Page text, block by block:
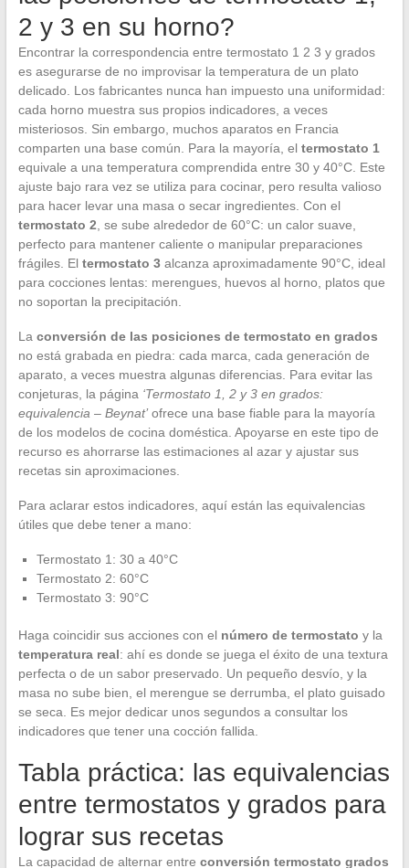
2 y 3 en su horno?
Encontrar la correspondencia entre termostato 1 2 3 y grados
es asegurarse de no improvisar la temperatura de un plato
delicado. Los fabricantes nunca han impuesto una uniformidad:
cada horno muestra sus propios indicadores, a veces
misteriosos. Sin embargo, muchos aparatos en Francia
comparten una base común. Para la mayoría, el termostato 1
equivale a una temperatura comprendida entre 30 y 40°C. Este
ajuste bajo rara vez se utiliza para cocinar, pero resulta valioso
para hacer levar una masa o secar ingredientes. Con el
termostato 2 , se sube alrededor de 60°C: un calor suave,
perfecto para mantener caliente o manipular preparaciones
frágiles. El termostato 3alcanza aproximadamente 90°C, ideal
para cocciones lentas: merengues, huevos al horno, platos que
no soportan la precipitación.
La conversión de las posiciones de termostato en grados
no está grabada en piedra: cada marca, cada generación de
aparato, a veces muestra algunas diferencias. Para evitar las
conjeturas, la página ‘Termostato 1, 2 y 3 en grados:
equivalencia – Beynat’ofrece una base fiable para la mayoría
de los modelos de cocina doméstica. Apoyarse en este tipo de
recurso es ahorrarse las estimaciones al azar y ajustar sus
recetas sin aproximaciones.
Para aclarar estos indicadores, aquí están las equivalencias
útiles que debe tener a mano:
Termostato 1: 30 a 40°C
Termostato 2: 60°C
Termostato 3: 90°C
Haga coincidir sus acciones con el número de termostato y la
temperatura real: ahí es donde se juega el éxito de una textura
perfecta o de un sabor preservado. Un pequeño desvío, y la
masa no sube bien, el merengue se derrumba, el plato guisado
se seca. Es mejor dedicar unos segundos a consultar los
indicadores que tener una cocción fallida.
Tabla práctica: las equivalencias
entre termostatos y grados para
lograr sus recetas
La capacidad de alternar entre conversión termostato grados